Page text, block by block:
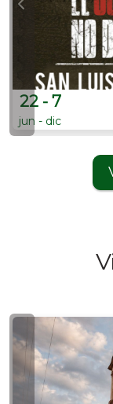
22 - 7
jun - dic